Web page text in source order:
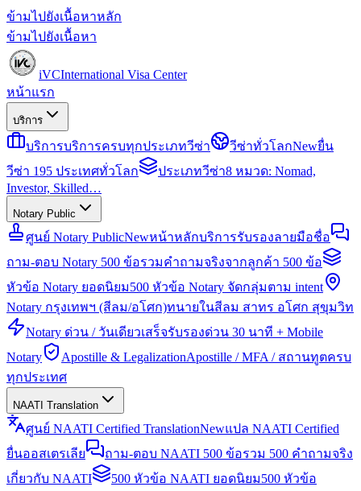
ข้ามไปยังเนื้อหาหลัก
ข้ามไปยังเนื้อหา
iVCInternational Visa Center
หน้าแรก
บริการ
บริการบริการครบทุกประเภทวีซ่า วีซ่าทั่วโลกNewยื่น
วีซ่า 195 ประเทศทั่วโลก
ประเภทวีซ่า8 หมวด: Nomad,
Investor, Skilled…
Notary Public
ศูนย์ Notary PublicNewหน้าหลักบริการรับรองลายมือชื่อ
ถาม-ตอบ Notary 500 ข้อรวมคำถามจริงจากลูกค้า 500 ข้อ
หัวข้อ Notary ยอดนิยม500 หัวข้อ Notary จัดกลุ่มตาม intent
Notary กรุงเทพฯ (สีลม/อโศก)ทนายในสีลม สาทร อโศก สุขุมวิท
Notary ด่วน / วันเดียวเสร็จรับรองด่วน 30 นาที + Mobile
Notary
Apostille & LegalizationApostille / MFA / สถานทูตครบ
ทุกประเทศ
NAATI Translation
ศูนย์ NAATI Certified TranslationNewแปล NAATI Certified
ยื่นออสเตรเลีย
ถาม-ตอบ NAATI 500 ข้อรวม 500 คำถามจริง
เกี่ยวกับ NAATI
500 หัวข้อ NAATI ยอดนิยม500 หัวข้อ